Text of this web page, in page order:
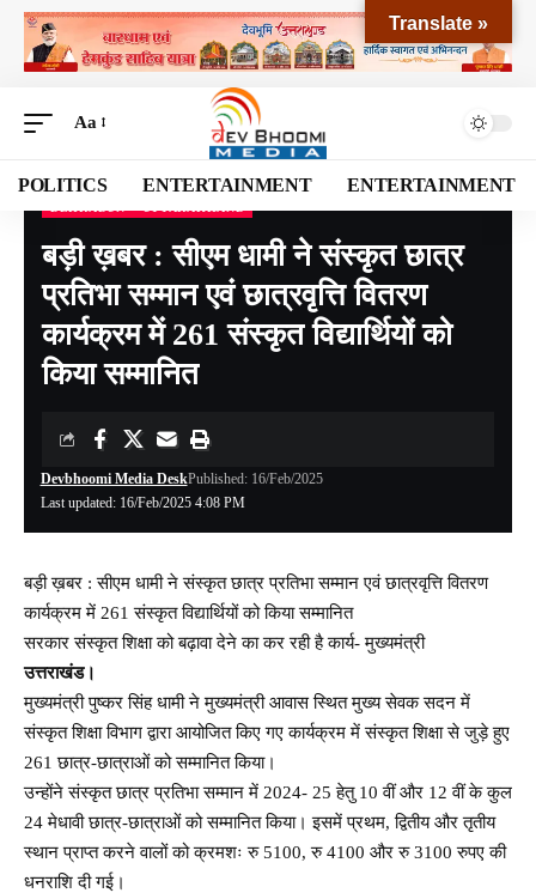
Aa
POLITICS ENTERTAINMENT ENTERTAINMENT
Devbhoomi Media Blog>NATIONAL>UTTARAKHAND> DEHRADUN
बड़ी ख़बर : सीएम धामी ने संस्कृत छात्र
प्रतिभा सम्मान एवं छात्रवृत्ति वितरण
कार्यक्रम में 261 संस्कृत विद्यार्थियों को
किया सम्मानित
Last updated: 16/Feb/2025 4:08 PM
Devbhoomi Media DeskPublished: 16/Feb/2025
बड़ी ख़बर : सीएम धामी ने संस्कृत छात्र प्रतिभा सम्मान एवं छात्रवृत्ति वितरण
कार्यक्रम में 261 संस्कृत विद्यार्थियों को किया सम्मानित
सरकार संस्कृत शिक्षा को बढ़ावा देने का कर रही है कार्य- मुख्यमंत्री
उत्तराखंड।
मुख्यमंत्री पुष्कर सिंह धामी ने मुख्यमंत्री आवास स्थित मुख्य सेवक सदन में
संस्कृत शिक्षा विभाग द्वारा आयोजित किए गए कार्यक्रम में संस्कृत शिक्षा से जुड़े हुए
261 छात्र-छात्राओं को सम्मानित किया।
उन्होंने संस्कृत छात्र प्रतिभा सम्मान में 2024- 25 हेतु 10 वीं और 12 वीं के कुल
24 मेधावी छात्र-छात्राओं को सम्मानित किया। इसमें प्रथम, द्वितीय और तृतीय
स्थान प्राप्त करने वालों को क्रमशः रु 5100, रु 4100 और रु 3100 रुपए की
धनराशि दी गई।
Translate »